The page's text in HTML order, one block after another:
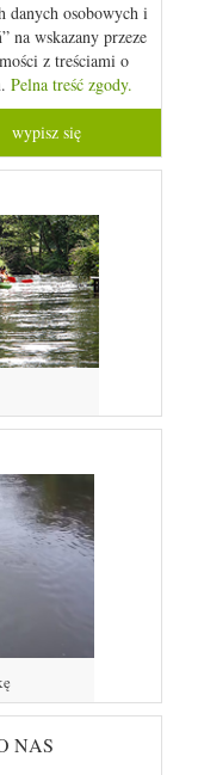
danych osobowych i
na wskazany przeze
z treściami o
Pelna treść zgody.
NAS